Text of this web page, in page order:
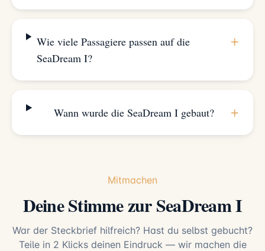
Wie viele Passagiere passen auf die
SeaDream I?
+
Wann wurde die SeaDream I gebaut? +
Mitmachen
Deine Stimme zur SeaDream I
War der Steckbrief hilfreich? Hast du selbst gebucht?
Teile in 2 Klicks deinen Eindruck — wir machen die